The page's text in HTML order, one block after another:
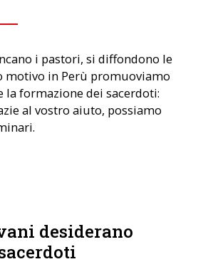
i pastori, si diffondono le
motivo in Perù promuoviamo
formazione dei sacerdoti:
al vostro aiuto, possiamo
desiderano